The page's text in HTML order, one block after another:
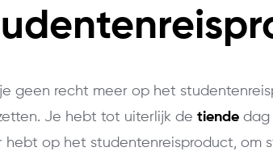
geen recht meer op het
Je hebt tot uiterlijk de tiende dag
hebt op het studentenreisproduct, om